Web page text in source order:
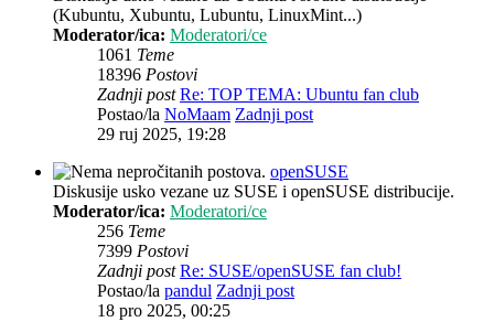
(Kubuntu, Xubuntu, Lubuntu, LinuxMint...)
Moderator/ica: Moderatori/ce
1061 Teme
18396 Postovi
Zadnji post Re: TOP TEMA: Ubuntu fan club
Postao/la NoMaam Zadnji post
29 ruj 2025, 19:28
openSUSE
Diskusije usko vezane uz SUSE i openSUSE distribucije.
Moderator/ica: Moderatori/ce
256 Teme
7399 Postovi
Zadnji post Re: SUSE/openSUSE fan club!
Postao/la pandul Zadnji post
18 pro 2025, 00:25